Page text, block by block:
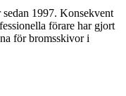
1997. Konsekvent
förare har gjort
för bromsskivor i